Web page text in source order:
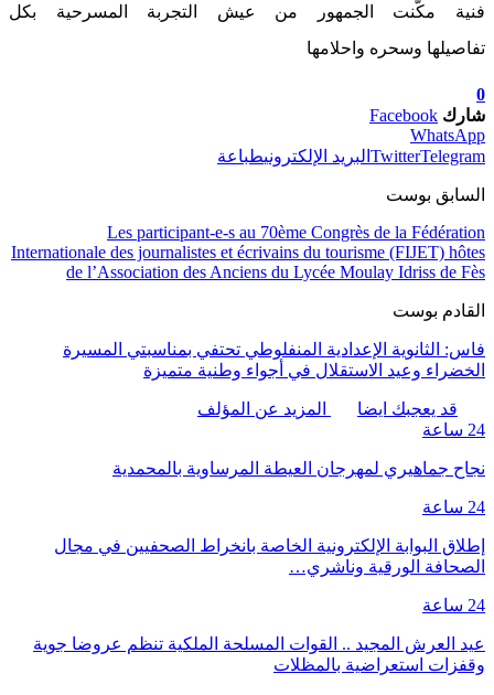
فنية مكّنت الجمهور من عيش التجربة المسرحية بكل
تفاصيلها وسحره واحلامها
0
شارك Facebook
WhatsApp
TwitterTelegram البريد الإلكترونيطباعة
السابق بوست
Les participant-e-s au 70ème Congrès de la Fédération
Internationale des journalistes et écrivains du tourisme (FIJET) hôtes
de l’Association des Anciens du Lycée Moulay Idriss de Fès
القادم بوست
فاس: الثانوية الإعدادية المنفلوطي تحتفي بمناسبتي المسيرة
الخضراء وعيد الاستقلال في أجواء وطنية متميزة
قد يعجبك ايضا
المزيد عن المؤلف
24 ساعة
نجاح جماهيري لمهرجان العيطة المرساوية بالمحمدية
24 ساعة
إطلاق البوابة الإلكترونية الخاصة بانخراط الصحفيين في مجال
الصحافة الورقية وناشري…
24 ساعة
عيد العرش المجيد .. القوات المسلحة الملكية تنظم عروضا جوية
وقفزات استعراضية بالمظلات